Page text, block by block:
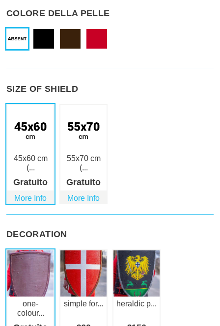
COLORE DELLA PELLE
SIZE OF SHIELD
45x60 cm
(...
Gratuito
More Info
55x70 cm
(...
Gratuito
More Info
DECORATION
one-
colour...
simple for... heraldic p...